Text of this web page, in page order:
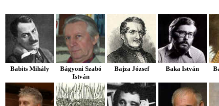
Babits Mihály
Bágyoni Szabó
István
Bajza József Baka István